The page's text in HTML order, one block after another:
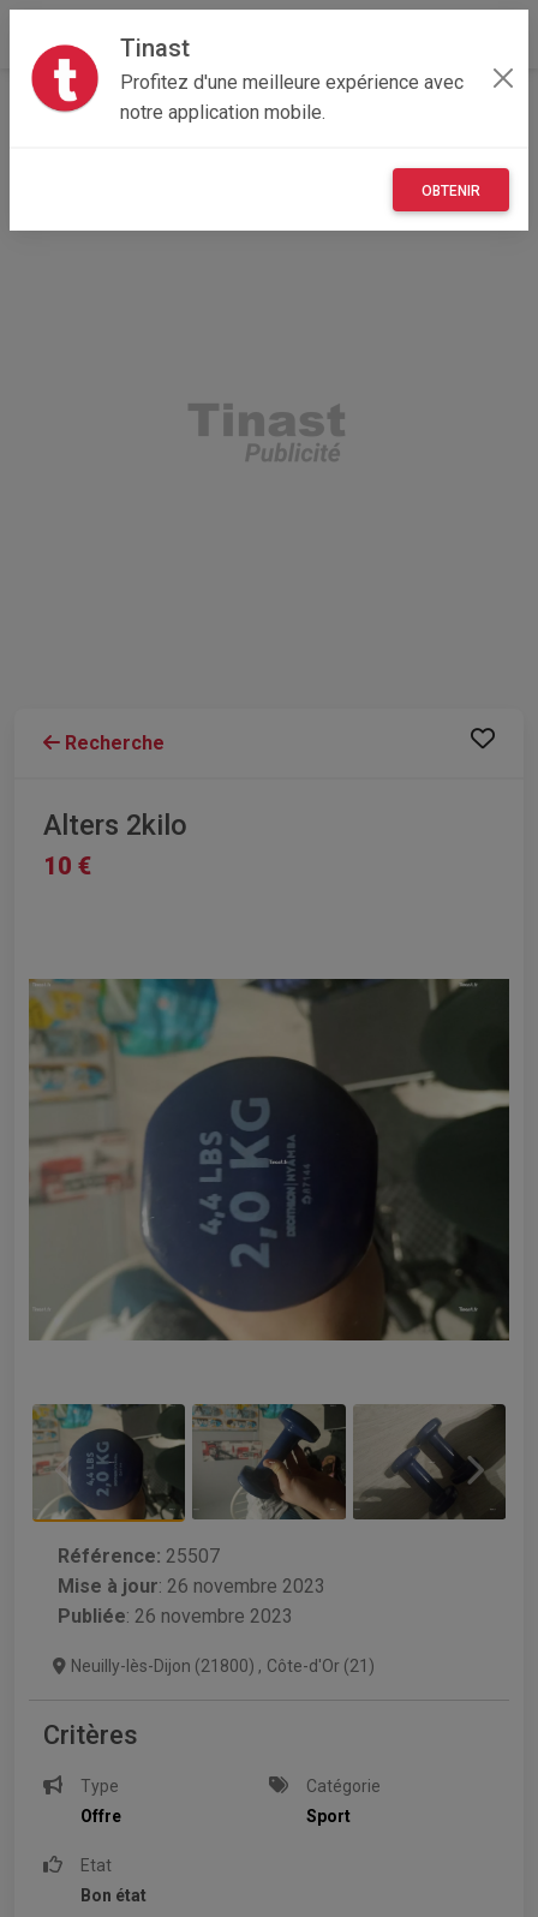
Tinast
Profitez d'une meilleure expérience avec
notre application mobile.
OBTENIR
Accueil Loisirs
Bourgogne-Franche-Comté
Recherche
Alters 2kilo
10 €
Référence: 25507
Mise à jour: 26 novembre 2023
Publiée: 26 novembre 2023
Neuilly-lès-Dijon (21800) , Côte-d'Or (21)
Critères
Type
Offre
Catégorie
Sport
Etat
Bon état